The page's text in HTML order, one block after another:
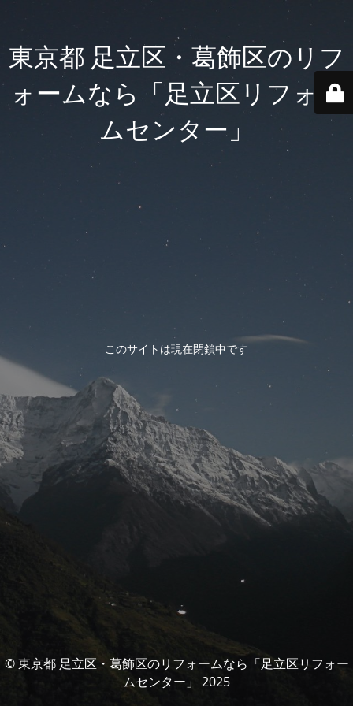
東京都 足立区・葛飾区のリフ
ォームなら「足立区リフォー
ムセンター」
このサイトは現在閉鎖中です
© 東京都 足立区・葛飾区のリフォームなら「足立区リフォー
ムセンター」 2025